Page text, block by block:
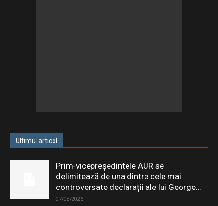
Ultimul articol
Prim-vicepreședintele AUR se
delimitează de una dintre cele mai
controversate declarații ale lui George...
07/08/2026